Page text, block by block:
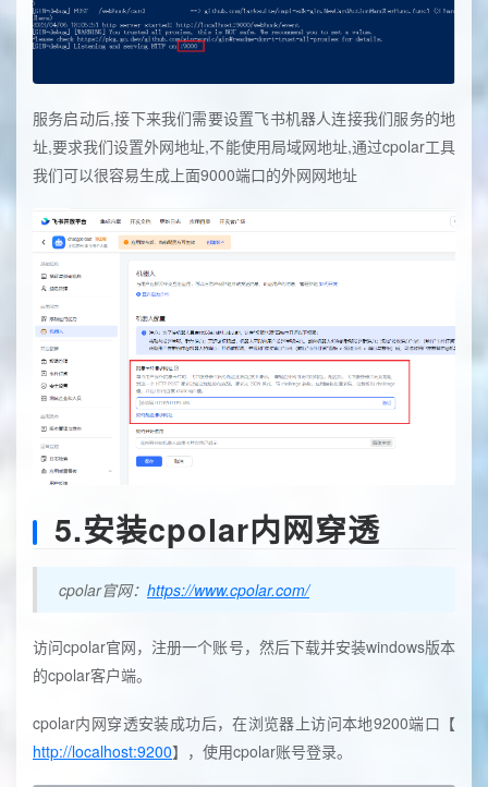
服务启动后,接下来我们需要设置飞书机器人连接我们服务的地
址,要求我们设置外网地址,不能使用局域网地址,通过cpolar工具
我们可以很容易生成上面9000端口的外网网地址
5.安装cpolar内网穿透
cpolar官网： https://www.cpolar.com/
访问cpolar官网，注册一个账号，然后下载并安装windows版本
的cpolar客户端。
cpolar内网穿透安装成功后，在浏览器上访问本地9200端口【
http://localhost:9200】，使用cpolar账号登录。